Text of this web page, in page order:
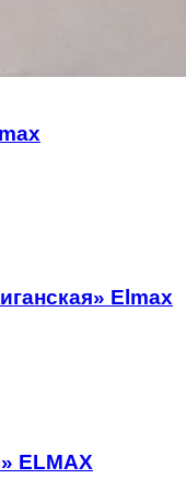
Elmax
ELMAX